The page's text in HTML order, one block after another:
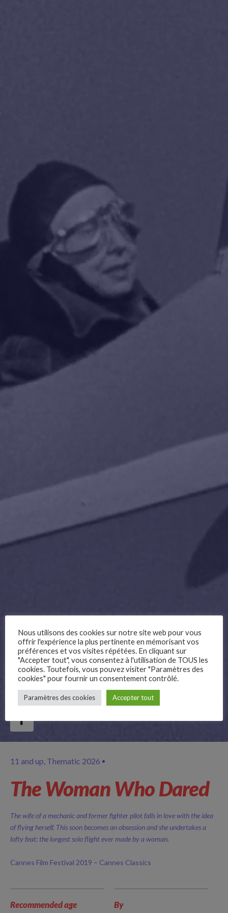
Follow Us
11 and up Thematic 2026
The Woman Who Dared
The wife of a mechanic and former fighter pilot falls in love with the idea
of flying herself. This soon becomes an obsession and she undertakes a
lofty feat: the longest solo flight ever made by a woman.
Cannes Film Festival 2019 – Cannes Classics
Recommended age By
Nous utilisons des cookies sur notre site web pour vous
offrir l'expérience la plus pertinente en mémorisant vos
préférences et vos visites répétées. En cliquant sur
"Accepter tout", vous consentez à l'utilisation de TOUS les
cookies. Toutefois, vous pouvez visiter "Paramètres des
cookies" pour fournir un consentement contrôlé.
Paramètres des cookies Accepter tout